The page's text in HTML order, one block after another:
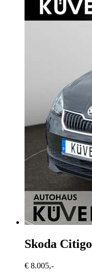
Skoda Citigo
€ 8.005,-